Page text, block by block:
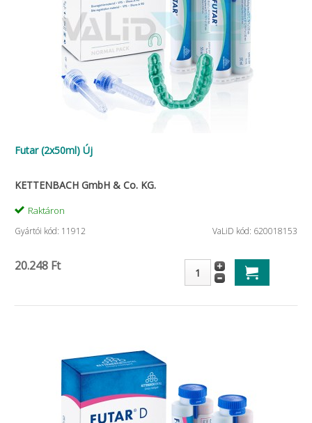
Futar (2x50ml) Új
KETTENBACH GmbH & Co. KG.
Raktáron
Gyártói kód: 11912 VaLiD kód: 620018153
20.248 Ft